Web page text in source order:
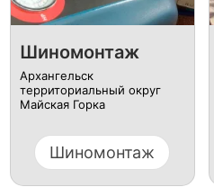
Шиномонтаж
Архангельск
территориальный округ
Майская Горка
Шиномонтаж